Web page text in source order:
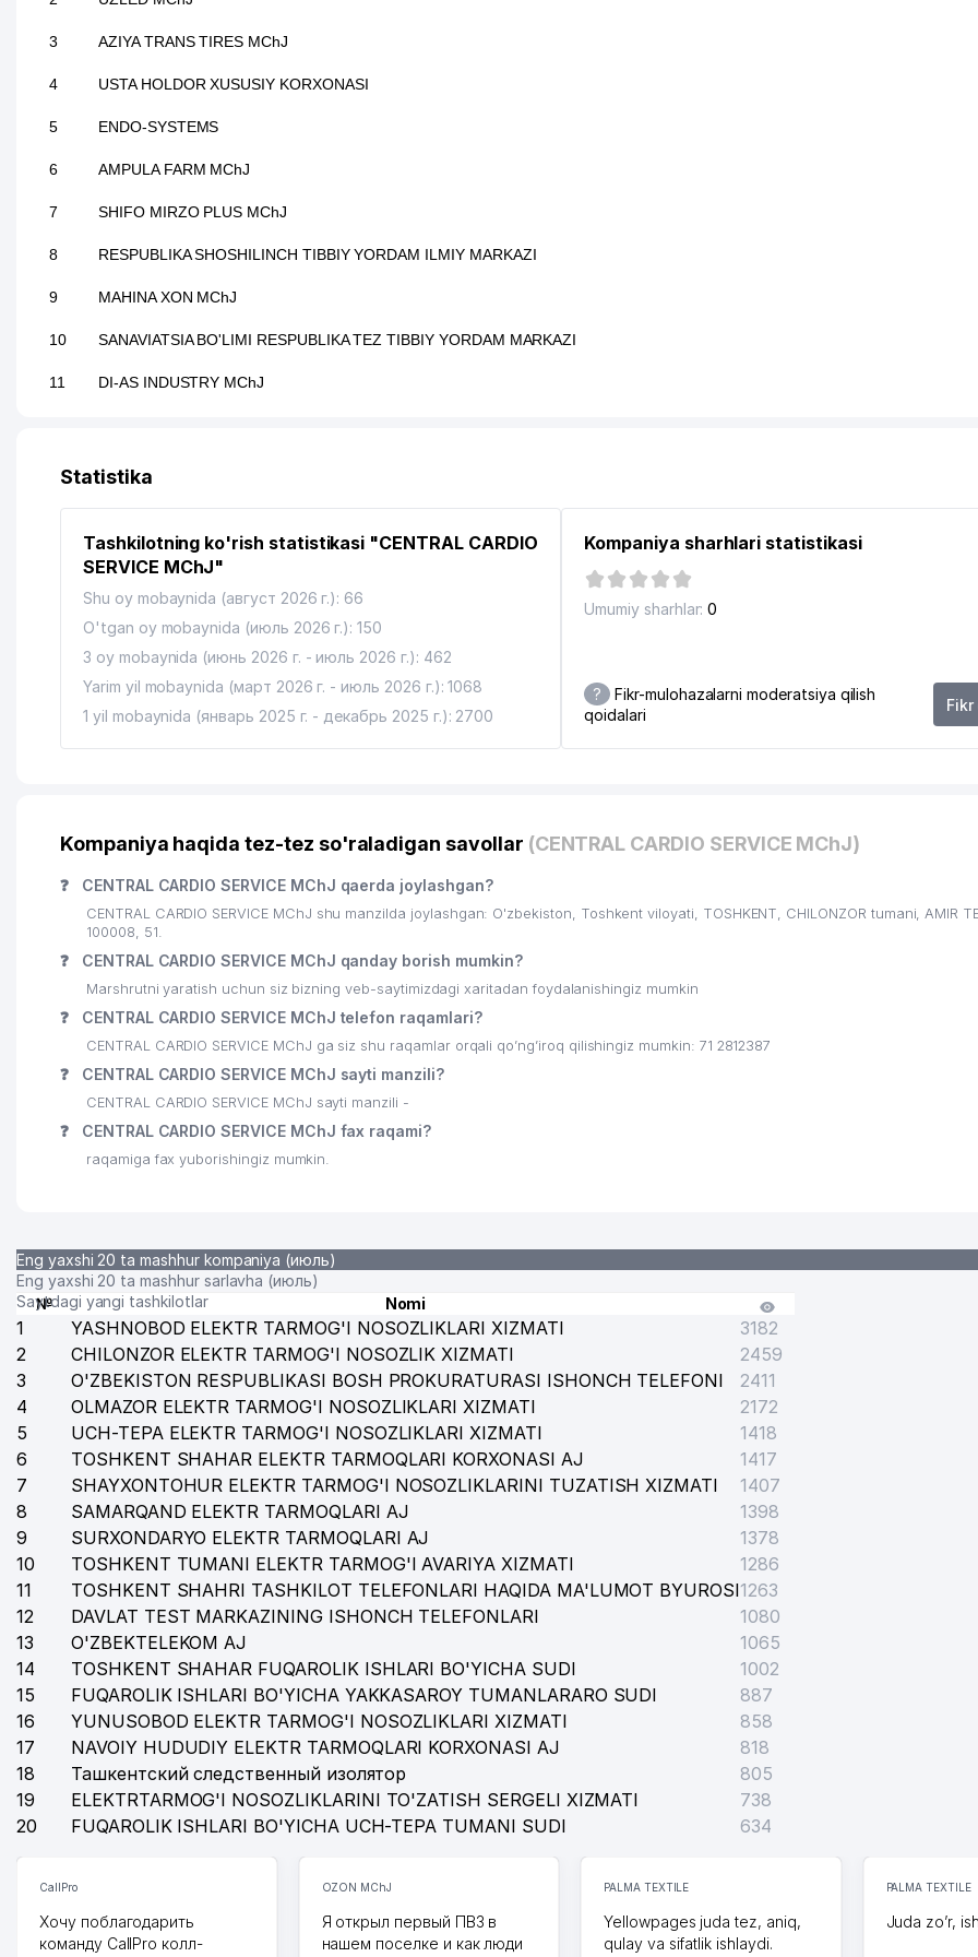
3 AZIYA TRANS TIRES MChJ
4 USTA HOLDOR XUSUSIY KORXONASI
5 ENDO-SYSTEMS
6 AMPULA FARM MChJ
7 SHIFO MIRZO PLUS MChJ
8 RESPUBLIKA SHOSHILINCH TIBBIY YORDAM ILMIY MARKAZI
9 MAHINA XON MChJ
10 SANAVIATSIA BO'LIMI RESPUBLIKA TEZ TIBBIY YORDAM MARKAZI
11 DI-AS INDUSTRY MChJ
13 MIKROKREDITBANK ATB TOSHKENT VILOYAT FILIALI ATB
14 PROFRESURS MChJ
TEMIRYO'L YO'LOVCHI SERVIS MChJ
SHIFOKOR-82 QK
GURMAN READY FOODS MChJ
ORIENTAL MANAGEMENT ShK
ISHONCH AUDIT-TASHKILOTI MChJ
22 AVS AGRO VATANPARVAR MChJ
23 METALL AND DIZAYN XUSUSIY KORXONASI
KOLBERG GROUP XOLDING KOMPANIYASI
26 TOSHKENT VILOYATI TIBBIY-MEHNAT EKSPERT KOMISSIYASI
TOSHKENT VILOYATI BANDLIKKA KO'MAKLASHISH MARKAZI
SAVDO-OLAMI XUSUSIY KORXONASI
32 KATTA QOZIROBOD MAHALLA QO'MITASI
ATLANTIK TRADE MChJ
OILAVIY POLIKLINIKA №33 (CHILONZOR TUMANI)
OHUNOV BEGZOD ILKHOMOVICH YAKKA TARTIBDAGI TADBIRKOR
GOLDEN LEAF'S FUTURE MChJ
FOTIH AL KABR XK MChJ
VOSIQ INTERNATIONAL SCHOOL NODAVLAT TA'LIM MUASSASASI
TOSHKENT VILOYATI IQTISODIY JINOYATLARGA QARSHI KURASHISH DEPARTAMENT MINTAQAVIY BOSHQARMASI
TOSHKENTDEU CENTER MChJ
AFEX-GROUP MChJ
SAIPOV GROUP OILAVIY KORXONASI
SUPPORT SAMARQAND MChJ
AV BABY BOOM MChJ
47 AXMEDOV OTABEK RAVSHAN O'GLI YAKKA TARTIBDAGI TADBIRKOR
Statistika
Tashkilotning ko'rish statistikasi "CENTRAL CARDIO
SERVICE MChJ"
Shu oy mobaynida (август 2026 г.): 66
O'tgan oy mobaynida (июль 2026 г.): 150
3 oy mobaynida (июнь 2026 г. - июль 2026 г.): 462
Yarim yil mobaynida (март 2026 г. - июль 2026 г.): 1068
1 yil mobaynida (январь 2025 г. - декабрь 2025 г.): 2700
Kompaniya sharhlari statistikasi
Umumiy sharhlar: 0
?
Fikr-mulohazalarni moderatsiya qilish
qoidalari
Kompaniya haqida tez-tez so'raladigan savollar (CENTRAL CARDIO SERVICE MChJ)
❓ CENTRAL CARDIO SERVICE MChJ qaerda joylashgan?
CENTRAL CARDIO SERVICE MChJ shu manzilda joylashgan: O'zbekiston, Toshkent viloyati, TOSHKENT, CHILONZOR tumani, AMIR
100008, 51.
❓ CENTRAL CARDIO SERVICE MChJ qanday borish mumkin?
Marshrutni yaratish uchun siz bizning veb-saytimizdagi xaritadan foydalanishingiz mumkin
❓ CENTRAL CARDIO SERVICE MChJ telefon raqamlari?
CENTRAL CARDIO SERVICE MChJ ga siz shu raqamlar orqali qo’ng’iroq qilishingiz mumkin: 71 2812387
❓ CENTRAL CARDIO SERVICE MChJ sayti manzili?
CENTRAL CARDIO SERVICE MChJ sayti manzili -
❓ CENTRAL CARDIO SERVICE MChJ fax raqami?
raqamiga fax yuborishingiz mumkin.
Eng yaxshi 20 ta mashhur kompaniya (июль)
Eng yaxshi 20 ta mashhur sarlavha (июль)
Saytdagi yangi tashkilotlar
№ Nomi
1 YASHNOBOD ELEKTR TARMOG'I NOSOZLIKLARI XIZMATI
3182
2
CHILONZOR ELEKTR TARMOG'I NOSOZLIK XIZMATI
2459
3
O'ZBEKISTON RESPUBLIKASI BOSH PROKURATURASI ISHONCH TELEFONI
2411
4
OLMAZOR ELEKTR TARMOG'I NOSOZLIKLARI XIZMATI
2172
5
UCH-TEPA ELEKTR TARMOG'I NOSOZLIKLARI XIZMATI
1418
6
TOSHKENT SHAHAR ELEKTR TARMOQLARI KORXONASI AJ
1417
7
SHAYXONTOHUR ELEKTR TARMOG'I NOSOZLIKLARINI TUZATISH XIZMATI
1407
8
SAMARQAND ELEKTR TARMOQLARI AJ
1398
9
SURXONDARYO ELEKTR TARMOQLARI AJ
1378
10
TOSHKENT TUMANI ELEKTR TARMOG'I AVARIYA XIZMATI
1286
11
TOSHKENT SHAHRI TASHKILOT TELEFONLARI HAQIDA MA'LUMOT BYUROSI1263
12
DAVLAT TEST MARKAZINING ISHONCH TELEFONLARI
1080
13
O'ZBEKTELEKOM AJ
1065
14
TOSHKENT SHAHAR FUQAROLIK ISHLARI BO'YICHA SUDI
1002
15
FUQAROLIK ISHLARI BO'YICHA YAKKASAROY TUMANLARARO SUDI
887
16
YUNUSOBOD ELEKTR TARMOG'I NOSOZLIKLARI XIZMATI
858
17
NAVOIY HUDUDIY ELEKTR TARMOQLARI KORXONASI AJ
818
18
Ташкентский следственный изолятор
805
19
ELEKTRTARMOG'I NOSOZLIKLARINI TO'ZATISH SERGELI XIZMATI
738
20
FUQAROLIK ISHLARI BO'YICHA UCH-TEPA TUMANI SUDI 634
CallPro
Хочу поблагодарить
команду CallPro колл-
OZON MChJ
Я открыл первый ПВЗ в
нашем поселке и как люди
PALMA TEXTILE
Yellowpages juda tez, aniq,
qulay va sifatlik ishlaydi.
PALMA TEXTILE
Juda zo’r,